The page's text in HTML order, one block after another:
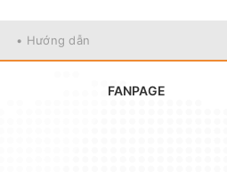
• Hướng dẫn
FANPAGE